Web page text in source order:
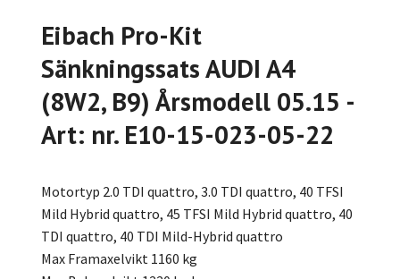
Eibach Pro-Kit
Sänkningssats AUDI A4
(8W2, B9) Årsmodell 05.15 -
Art: nr. E10-15-023-05-22
Motortyp 2.0 TDI quattro, 3.0 TDI quattro, 40 TFSI
Mild Hybrid quattro, 45 TFSI Mild Hybrid quattro, 40
TDI quattro, 40 TDI Mild-Hybrid quattro
Max Framaxelvikt 1160 kg